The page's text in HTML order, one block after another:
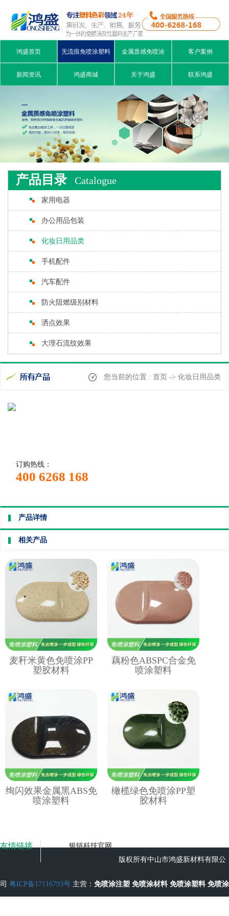
鸿盛首页 无流痕免喷涂塑料 金属质感免喷涂 客户案例
新闻资讯 鸿盛商城 关于鸿盛 联系鸿盛
产品目录 Catalogue
家用电器
办公用品包装
化妆日用品类
手机配件
汽车配件
防火阻燃级别材料
洒点效果
大理石流纹效果
您当前的位置 : 首页 -> 化妆日用品类
订购热线：
400 6268 168
产品详情
相关产品
麦秆米黄色免喷涂PP
塑胶材料
藕粉色ABSPC合金免
喷涂塑料
绚闪效果金属黑ABS免
喷涂塑料
橄榄绿色免喷涂PP塑
胶材料
友情链接
银链科技官网
版权所有中山市鸿盛新材料有限公
司 粤ICP备17116793号 主营： 免喷涂注塑 免喷涂材料 免喷涂塑料 免喷涂